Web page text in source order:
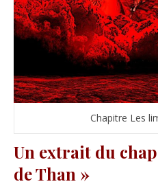
Chapitre Les
Un extrait du
de Than »